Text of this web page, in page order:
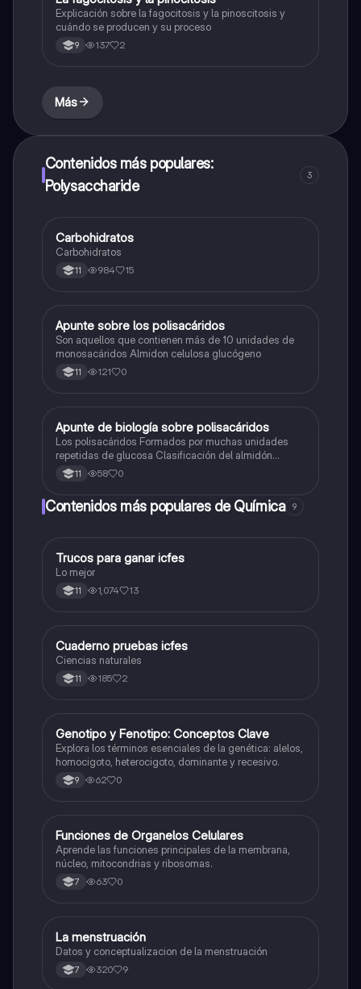
Explicación sobre la fagocitosis y la pinoscitosis y
cuándo se producen y su proceso
9 137 2
Más
Contenidos más populares:
Polysaccharide
3
Química
Carbohidratos
Carbohidratos
11 984 15
Biologia
Apunte sobre los polisacáridos
Son aquellos que contienen más de 10 unidades de
monosacáridos Almidon celulosa glucógeno
11 121 0
Biologia
Apunte de biología sobre polisacáridos
Los polisacáridos Formados por muchas unidades
repetidas de glucosa Clasificación del almidón
vegetal y animal y sus diferencias
11 58 0
Contenidos más populares de Química 9
Química
Trucos para ganar icfes
Lo mejor
11 1,074 13
Biologia
Cuaderno pruebas icfes
Ciencias naturales
11 185 2
GBiologia
Genotipo y Fenotipo: Conceptos Clave
Explora los términos esenciales de la genética: alelos,
homocigoto, heterocigoto, dominante y recesivo.
9 62 0
FBiologia
Funciones de Organelos Celulares
Aprende las funciones principales de la membrana,
núcleo, mitocondrias y ribosomas.
7 63 0
Biologia
La menstruación
Datos y conceptualizacion de la menstruación
7 320 9